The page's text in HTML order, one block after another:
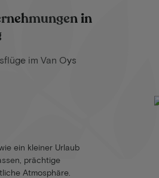
in
im Van Oys
ein kleiner Urlaub
prächtige
Atmosphäre.